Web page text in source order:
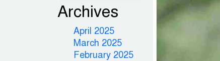
Archives
April 2025
March 2025
February 2025